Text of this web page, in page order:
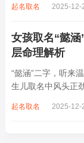
察“佩君”之象，实
起名取名 2025-12-
女孩取名“懿
层命理解析
“懿涵”二字，听来
生儿取名中风头正
也如逆水行舟，徒
起名取名 2025-12-